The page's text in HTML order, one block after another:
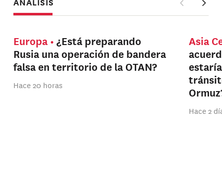
Europa
¿Está preparando
Rusia una operación de bandera
falsa en territorio de la OTAN?
Hace 20 horas
Asia
Hace 2